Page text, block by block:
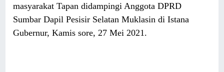
masyarakat Tapan didampingi Anggota DPRD
Sumbar Dapil Pesisir Selatan Muklasin di Istana
Gubernur, Kamis sore, 27 Mei 2021.